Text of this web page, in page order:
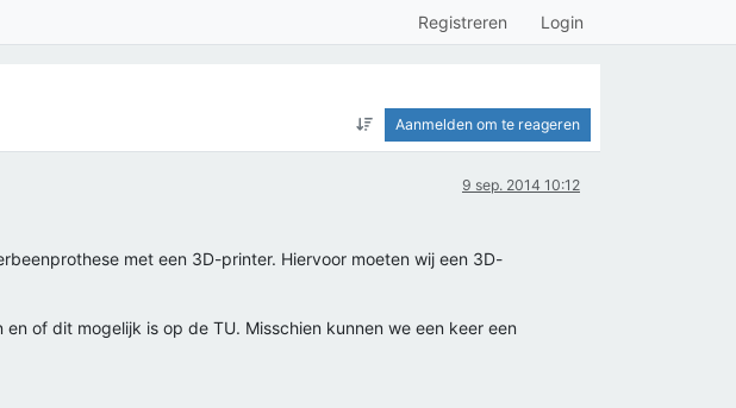
Registreren Login
Aanmelden om te reageren
9 sep. 2014 10:12
met een 3D-printer. Hiervoor moeten wij een 3D-
of dit mogelijk is op de TU. Misschien kunnen we een keer een